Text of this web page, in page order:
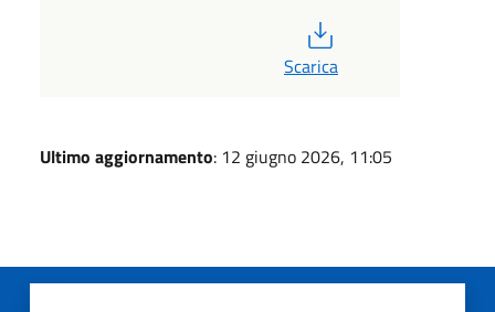
Scarica
Ultimo aggiornamento: 12 giugno 2026, 11:05